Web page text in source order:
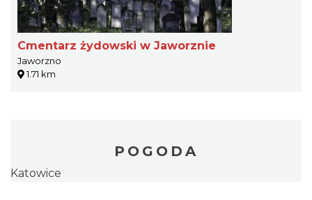
Cmentarz żydowski w Jaworznie
Jaworzno
1.71 km
POGODA
Katowice